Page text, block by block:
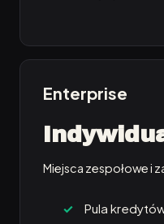
Enterprise
Miejsca zespołowe i
Pula